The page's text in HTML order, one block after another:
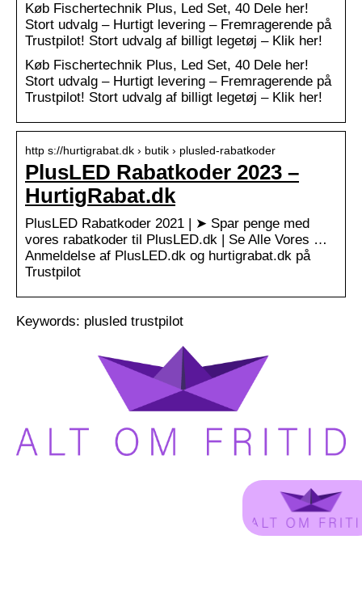
Køb Fischertechnik Plus, Led Set, 40 Dele her!
Stort udvalg – Hurtigt levering – Fremragerende på
Trustpilot! Stort udvalg af billigt legetøj – Klik her!
Køb Fischertechnik Plus, Led Set, 40 Dele her!
Stort udvalg – Hurtigt levering – Fremragerende på
Trustpilot! Stort udvalg af billigt legetøj – Klik her!
http s://hurtigrabat.dk › butik › plusled-rabatkoder
PlusLED Rabatkoder 2023 –
HurtigRabat.dk
PlusLED Rabatkoder 2021 | ➤ Spar penge med
vores rabatkoder til PlusLED.dk | Se Alle Vores …
Anmeldelse af PlusLED.dk og hurtigrabat.dk på
Trustpilot
Keywords: plusled trustpilot